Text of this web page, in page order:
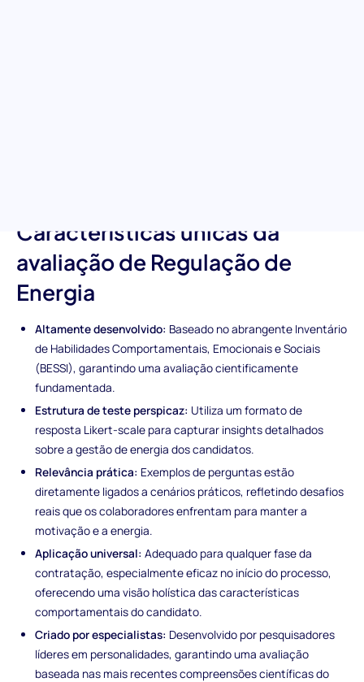
Características únicas da
avaliação de Regulação de
Energia
Altamente desenvolvido: Baseado no abrangente Inventário
de Habilidades Comportamentais, Emocionais e Sociais
(BESSI), garantindo uma avaliação cientificamente
fundamentada.
Estrutura de teste perspicaz: Utiliza um formato de
resposta Likert-scale para capturar insights detalhados
sobre a gestão de energia dos candidatos.
Relevância prática: Exemplos de perguntas estão
diretamente ligados a cenários práticos, refletindo desafios
reais que os colaboradores enfrentam para manter a
motivação e a energia.
Aplicação universal: Adequado para qualquer fase da
contratação, especialmente eficaz no início do processo,
oferecendo uma visão holística das características
comportamentais do candidato.
Criado por especialistas: Desenvolvido por pesquisadores
líderes em personalidades, garantindo uma avaliação
baseada nas mais recentes compreensões científicas do